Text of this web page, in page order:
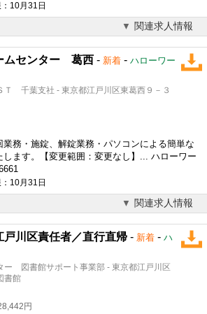
10月31日
関連求人情報
ムセンター 葛西 - 新着 - ハローワー
千葉支社 - 東京都江戸川区東葛西９－３
業務・施錠、解錠業務・パソコンによる簡単な
ます。【変更範囲：変更なし】... ハローワー
10月31日
関連求人情報
戸川区責任者／直行直帰 - 新着 - ハ
ー 図書館サポート事業部 - 東京都江戸川区
書館
円